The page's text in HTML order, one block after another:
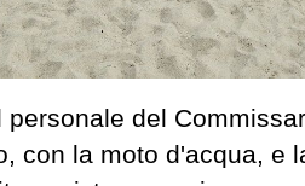
del
con la moto d'acqua, e